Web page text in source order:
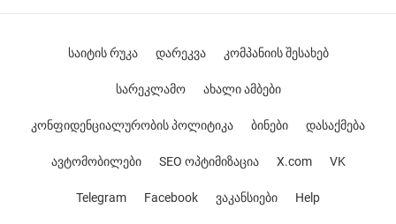
საიტის რუკა დარეკვა კომპანიის შესახებ
სარეკლამო ახალი ამბები
კონფიდენციალურობის პოლიტიკა ბინები დასაქმება
ავტომობილები SEO ოპტიმიზაცია X.com VK
Telegram Facebook ვაკანსიები Help